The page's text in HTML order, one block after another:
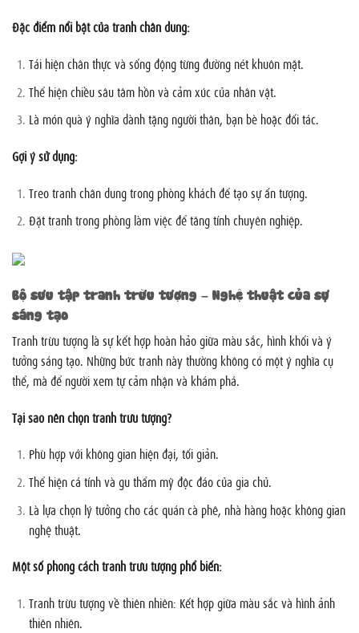
Đặc điểm nổi bật của tranh chân dung:
Tái hiện chân thực và sống động từng đường nét khuôn mặt.
Thể hiện chiều sâu tâm hồn và cảm xúc của nhân vật.
Là món quà ý nghĩa dành tặng người thân, bạn bè hoặc đối tác.
Gợi ý sử dụng:
Treo tranh chân dung trong phòng khách để tạo sự ấn tượng.
Đặt tranh trong phòng làm việc để tăng tính chuyên nghiệp.
Bộ sưu tập tranh trừu tượng – Nghệ thuật của sự
sáng tạo
Tranh trừu tượng là sự kết hợp hoàn hảo giữa màu sắc, hình khối và ý
tưởng sáng tạo. Những bức tranh này thường không có một ý nghĩa cụ
thể, mà để người xem tự cảm nhận và khám phá.
Tại sao nên chọn tranh trừu tượng?
Phù hợp với không gian hiện đại, tối giản.
Thể hiện cá tính và gu thẩm mỹ độc đáo của gia chủ.
Là lựa chọn lý tưởng cho các quán cà phê, nhà hàng hoặc không gian
nghệ thuật.
Một số phong cách tranh trừu tượng phổ biến:
Tranh trừu tượng về thiên nhiên: Kết hợp giữa màu sắc và hình ảnh
thiên nhiên.